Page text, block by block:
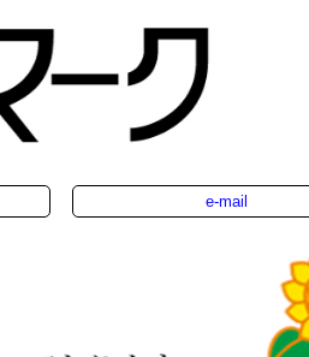
e-mail